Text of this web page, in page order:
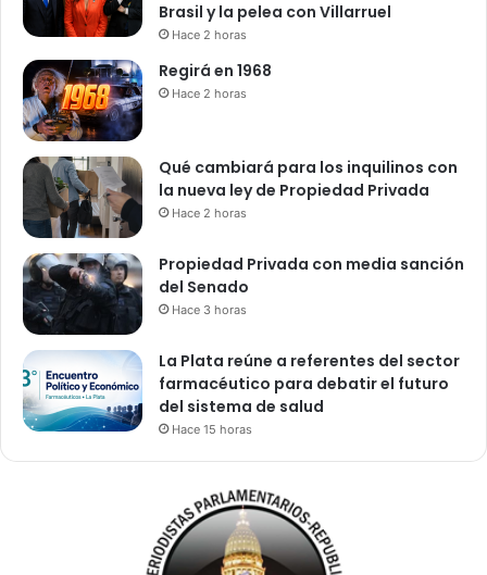
Brasil y la pelea con Villarruel
Hace 2 horas
Regirá en 1968
Hace 2 horas
Qué cambiará para los inquilinos con
la nueva ley de Propiedad Privada
Hace 2 horas
Propiedad Privada con media sanción
del Senado
Hace 3 horas
La Plata reúne a referentes del sector
farmacéutico para debatir el futuro
del sistema de salud
Hace 15 horas